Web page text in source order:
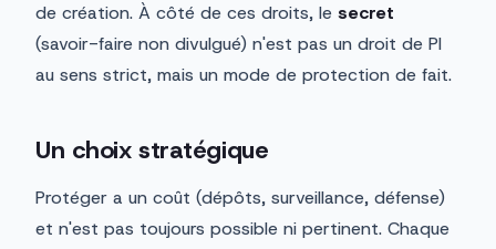
de création. À côté de ces droits, le secret
(savoir-faire non divulgué) n'est pas un droit de PI
au sens strict, mais un mode de protection de fait.
Un choix stratégique
Protéger a un coût (dépôts, surveillance, défense)
et n'est pas toujours possible ni pertinent. Chaque